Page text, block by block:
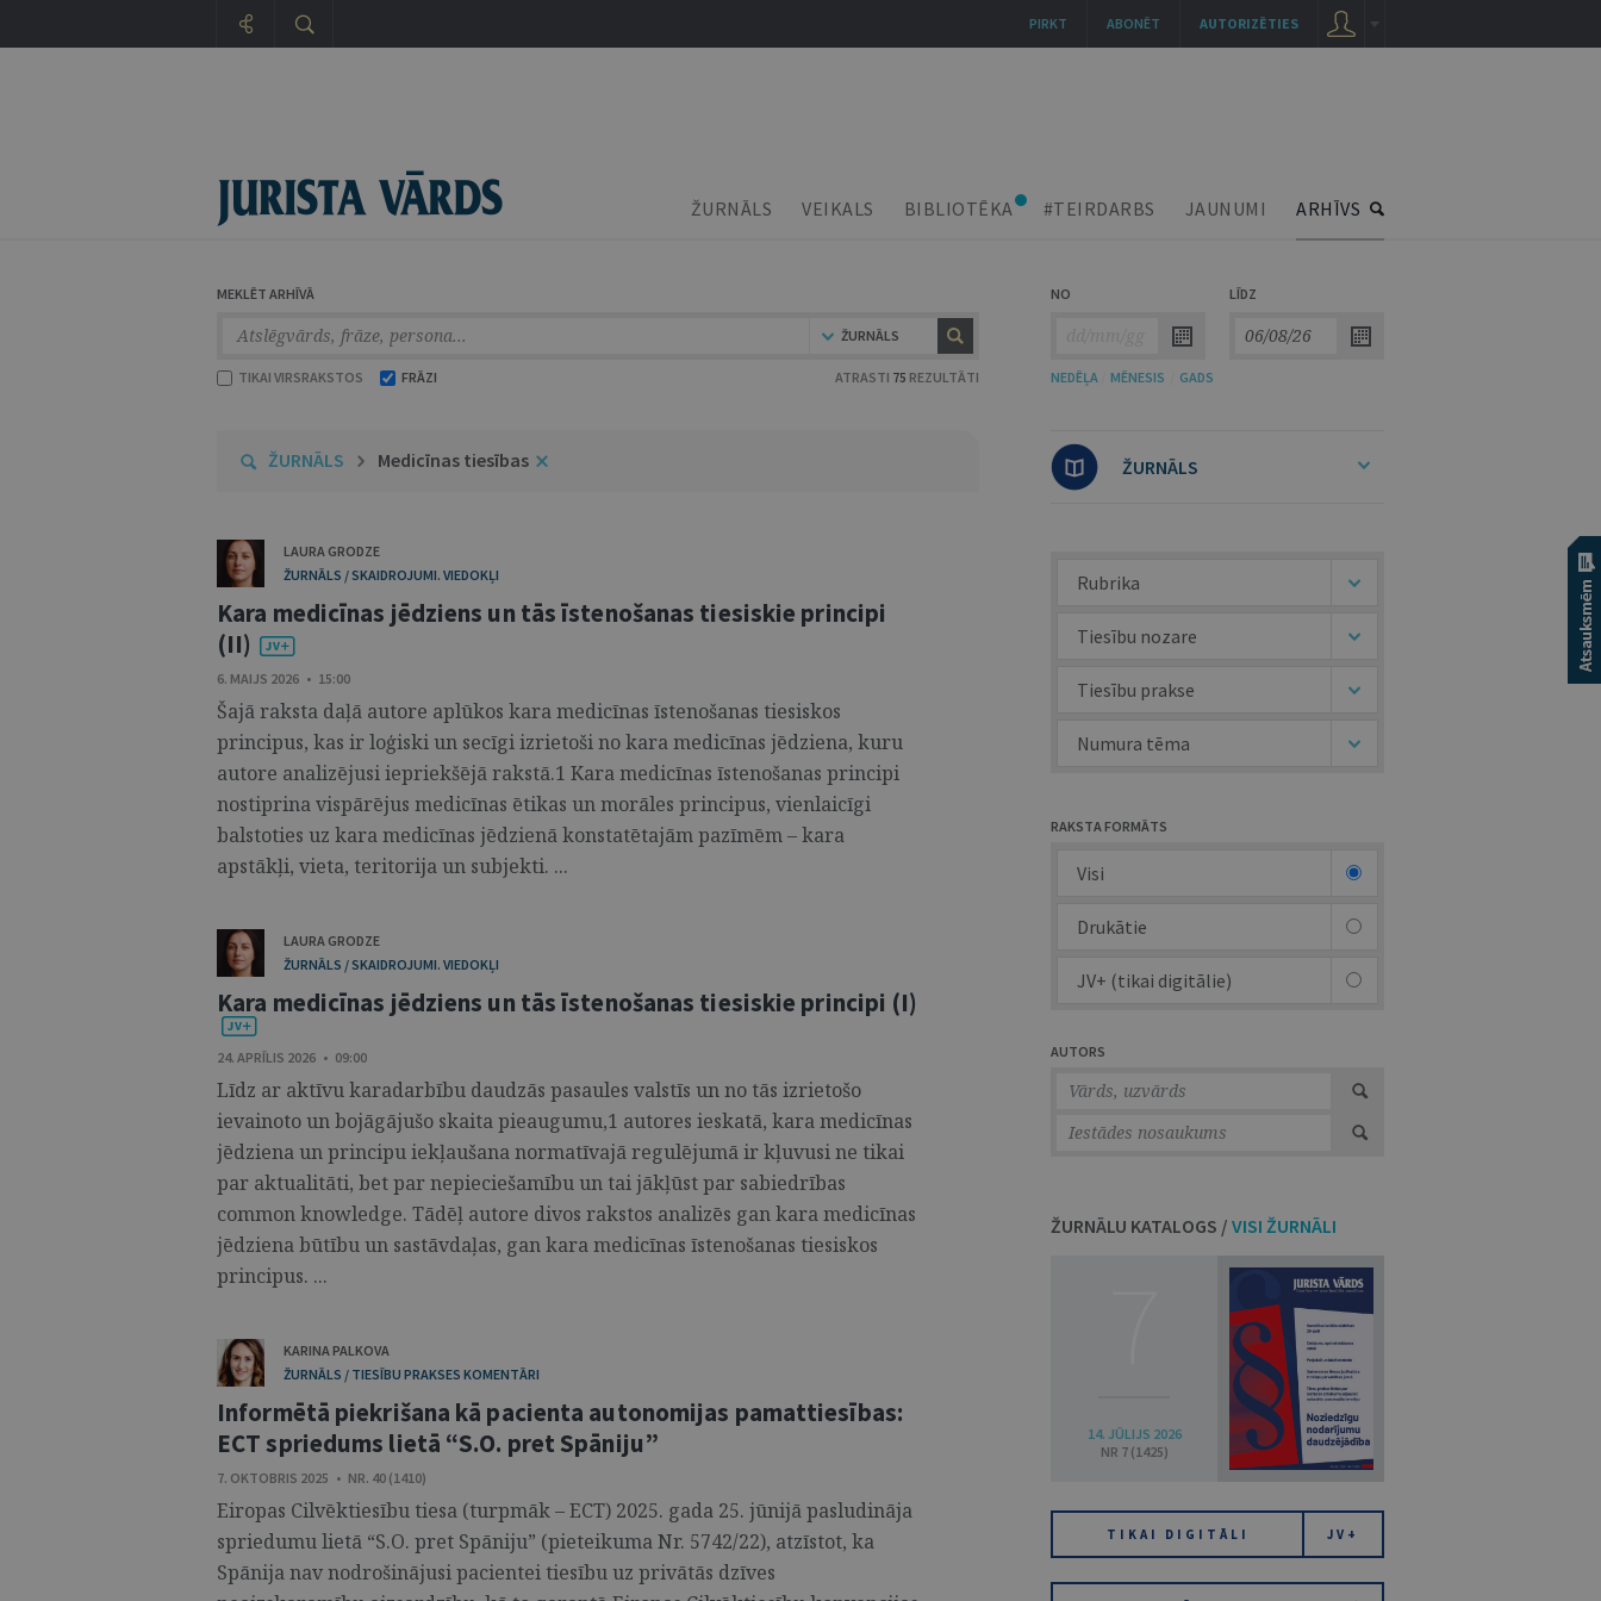
ŽURNĀLS VEIKALS BIBLIOTĒKA #TEIRDARBS JAUNUMI ARHĪVS
MEKLĒT ARHĪVĀ
ŽURNĀLS
TIKAI VIRSRAKSTOS FRĀZI ATRASTI 75 REZULTĀTI
NO LĪDZ
NEDĒĻA MĒNESIS GADS
ŽURNĀLS Medicīnas tiesības
LAURA GRODZE
ŽURNĀLS / SKAIDROJUMI. VIEDOKĻI
Kara medicīnas jēdziens un tās īstenošanas tiesiskie principi
(II)
6. MAIJS 2026 • 15:00
Šajā raksta daļā autore aplūkos kara medicīnas īstenošanas tiesiskos
principus, kas ir loģiski un secīgi izrietoši no kara medicīnas jēdziena, kuru
autore analizējusi iepriekšējā rakstā.1 Kara medicīnas īstenošanas principi
nostiprina vispārējus medicīnas ētikas un morāles principus, vienlaicīgi
balstoties uz kara medicīnas jēdzienā konstatētajām pazīmēm – kara
apstākļi, vieta, teritorija un subjekti. ...
LAURA GRODZE
ŽURNĀLS / SKAIDROJUMI. VIEDOKĻI
Kara medicīnas jēdziens un tās īstenošanas tiesiskie principi (I)
24. APRĪLIS 2026 • 09:00
Līdz ar aktīvu karadarbību daudzās pasaules valstīs un no tās izrietošo
ievainoto un bojāgājušo skaita pieaugumu,1 autores ieskatā, kara medicīnas
jēdziena un principu iekļaušana normatīvajā regulējumā ir kļuvusi ne tikai
par aktualitāti, bet par nepieciešamību un tai jākļūst par sabiedrības
common knowledge. Tādēļ autore divos rakstos analizēs gan kara medicīnas
jēdziena būtību un sastāvdaļas, gan kara medicīnas īstenošanas tiesiskos
principus. ...
KARINA PALKOVA
ŽURNĀLS / TIESĪBU PRAKSES KOMENTĀRI
Informētā piekrišana kā pacienta autonomijas pamattiesības:
ECT spriedums lietā “S.O. pret Spāniju”
7. OKTOBRIS 2025 • NR. 40 (1410)
Eiropas Cilvēktiesību tiesa (turpmāk – ECT) 2025. gada 25. jūnijā pasludināja
spriedumu lietā “S.O. pret Spāniju” (pieteikuma Nr. 5742/22), atzīstot, ka
Spānija nav nodrošinājusi pacientei tiesību uz privātās dzīves
ŽURNĀLS
Rubrika
Tiesību nozare
Tiesību prakse
Numura tēma
RAKSTA FORMĀTS
Visi
Drukātie
JV+ (tikai digitālie)
AUTORS
ŽURNĀLU KATALOGS / VISI ŽURNĀLI
14. JŪLIJS 2026
NR 7 (1425)
TIKAI DIGITĀLI JV+
AUTORIZĒTIES
ABONĒT
PIRKT